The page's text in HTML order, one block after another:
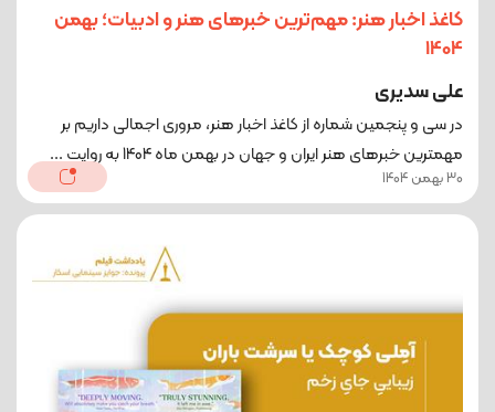
کاغذ اخبار هنر: مهم‌ترین خبرهای هنر و ادبیات؛ بهمن
1404
علی سدیری
در سی و پنجمین شماره از کاغذ اخبار هنر، مروری اجمالی داریم بر
مهمترین خبرهای هنر ایران و جهان در بهمن ماه 1404 به روایت ...
30 بهمن 1404